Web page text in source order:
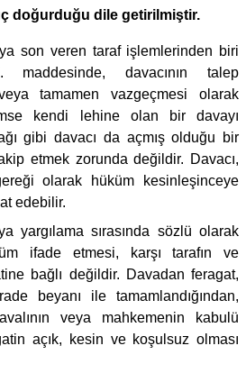
doğurduğu dile getirilmiştir.
son veren taraf işlemlerinden biri
maddesinde, davacının talep
tamamen vazgeçmesi olarak
kendi lehine olan bir davayı
gibi davacı da açmış olduğu bir
etmek zorunda değildir. Davacı,
olarak hüküm kesinleşinceye
edebilir.
yargılama sırasında sözlü olarak
ifade etmesi, karşı tarafın ve
bağlı değildir. Davadan feragat,
beyanı ile tamamlandığından,
veya mahkemenin kabulü
açık, kesin ve koşulsuz olması